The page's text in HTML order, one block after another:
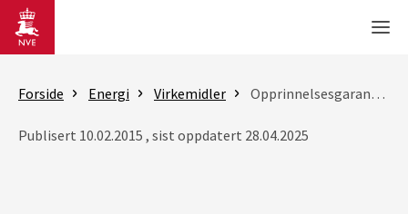
Gå til hovedinnhold
Forside Energi Virkemidler Opprinnelsesgarantier og varedeklarasjon for strømleverandører
Publisert 10.02.2015 , sist oppdatert 28.04.2025